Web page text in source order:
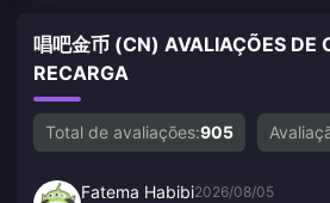
唱吧金币 (CN) AVALIAÇÕES DE
RECARGA
Total de avaliações:905
Fatema Habibi2026/08/05